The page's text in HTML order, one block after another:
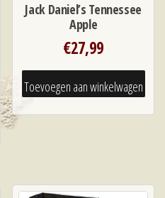
Jack Daniel’s Tennessee
Apple
€27,99
Toevoegen aan winkelwagen